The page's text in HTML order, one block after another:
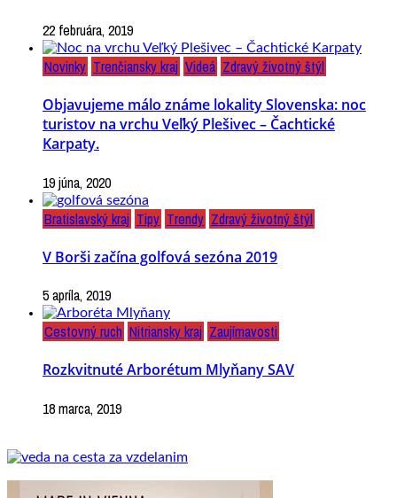
22 februára, 2019
Novinky Trenčiansky kraj Videá Zdravý životný štýl
Objavujeme málo známe lokality Slovenska: noc
turistov na vrchu Veľký Plešivec – Čachtické
Karpaty.
19 júna, 2020
Bratislavský kraj Tipy Trendy Zdravý životný štýl
V Borši začína golfová sezóna 2019
5 apríla, 2019
Cestovný ruch Nitriansky kraj Zaujímavosti
Rozkvitnuté Arborétum Mlyňany SAV
18 marca, 2019